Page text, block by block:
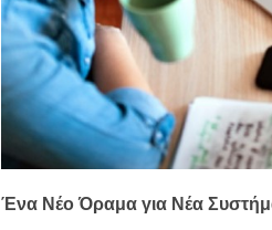
Ένα Νέο Όραμα για Νέα